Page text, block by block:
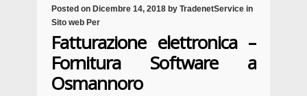
Posted on Dicembre 14, 2018 by TradenetService in
Sito web Per
Fatturazione elettronica –
Fornitura Software a
Osmannoro